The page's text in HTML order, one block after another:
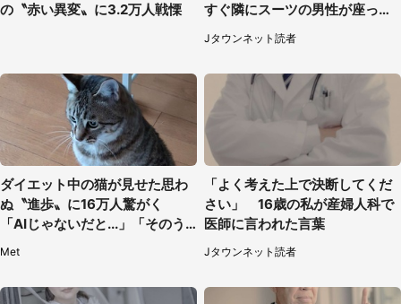
の〝赤い異変〟に3.2万人戦慄
すぐ隣にスーツの男性が座って
きて（千葉県・20代女性）
Jタウンネット読者
ダイエット中の猫が見せた思わ
ぬ〝進歩〟に16万人驚がく
「AIじゃないだと...」「そのう
ち喋りそう」
Met
「よく考えた上で決断してくだ
さい」 16歳の私が産婦人科で
医師に言われた言葉
Jタウンネット読者